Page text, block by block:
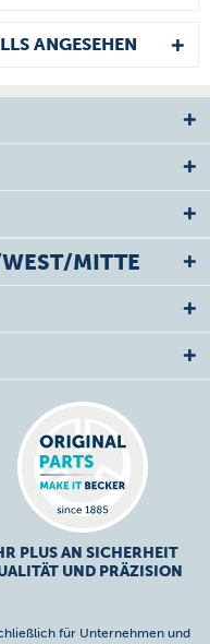
ANGESEHEN
MITTE
PLUS AN SICHERHEIT
UND PRÄZISION
für Unternehmen und